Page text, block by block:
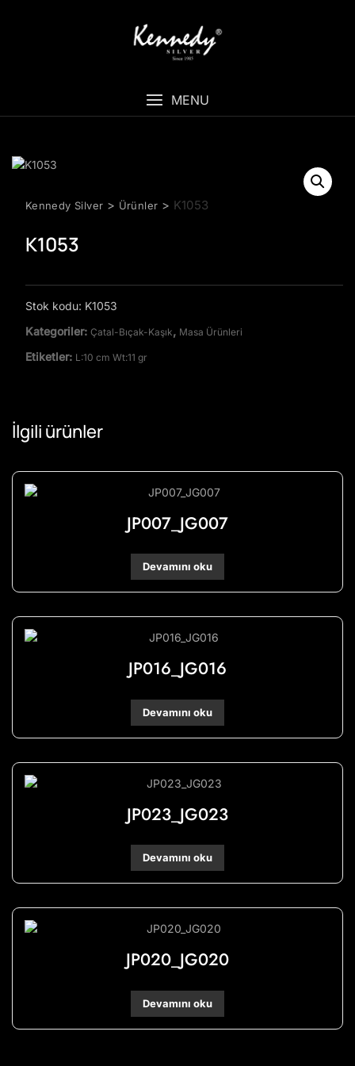
MENU
Kennedy Silver > Ürünler > K1053
K1053
Stok kodu: K1053
Kategoriler: Çatal-Bıçak-Kaşık, Masa Ürünleri
Etiketler: L:10 cm Wt:11 gr
İlgili ürünler
JP007_JG007
Devamını oku
JP016_JG016
Devamını oku
JP023_JG023
Devamını oku
JP020_JG020
Devamını oku